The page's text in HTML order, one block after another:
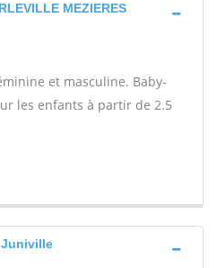
MEZIERES
et masculine. Baby-
les enfants à partir de 2.5
Juniville